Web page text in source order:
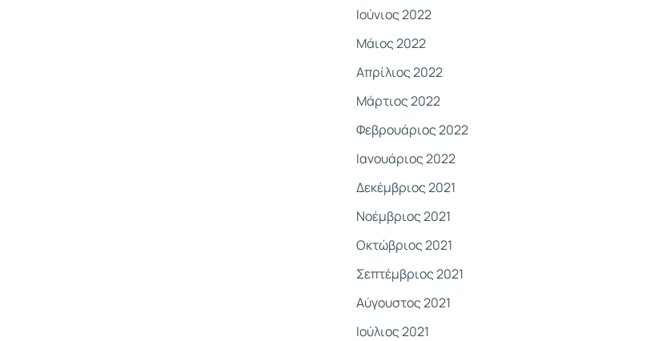
Ιούνιος 2022
Μάιος 2022
Απρίλιος 2022
Μάρτιος 2022
Φεβρουάριος 2022
Ιανουάριος 2022
Δεκέμβριος 2021
Νοέμβριος 2021
Οκτώβριος 2021
Σεπτέμβριος 2021
Αύγουστος 2021
Ιούλιος 2021